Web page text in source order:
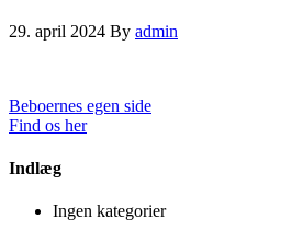
29. april 2024 By admin
Beboernes egen side
Find os her
Indlæg
Ingen kategorier